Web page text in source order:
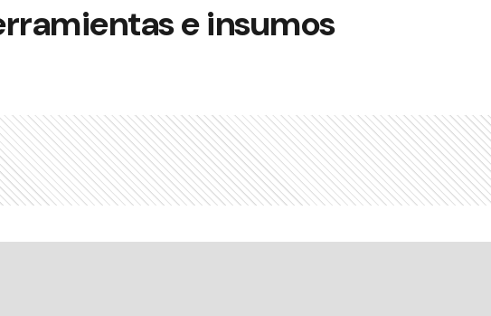
e insumos